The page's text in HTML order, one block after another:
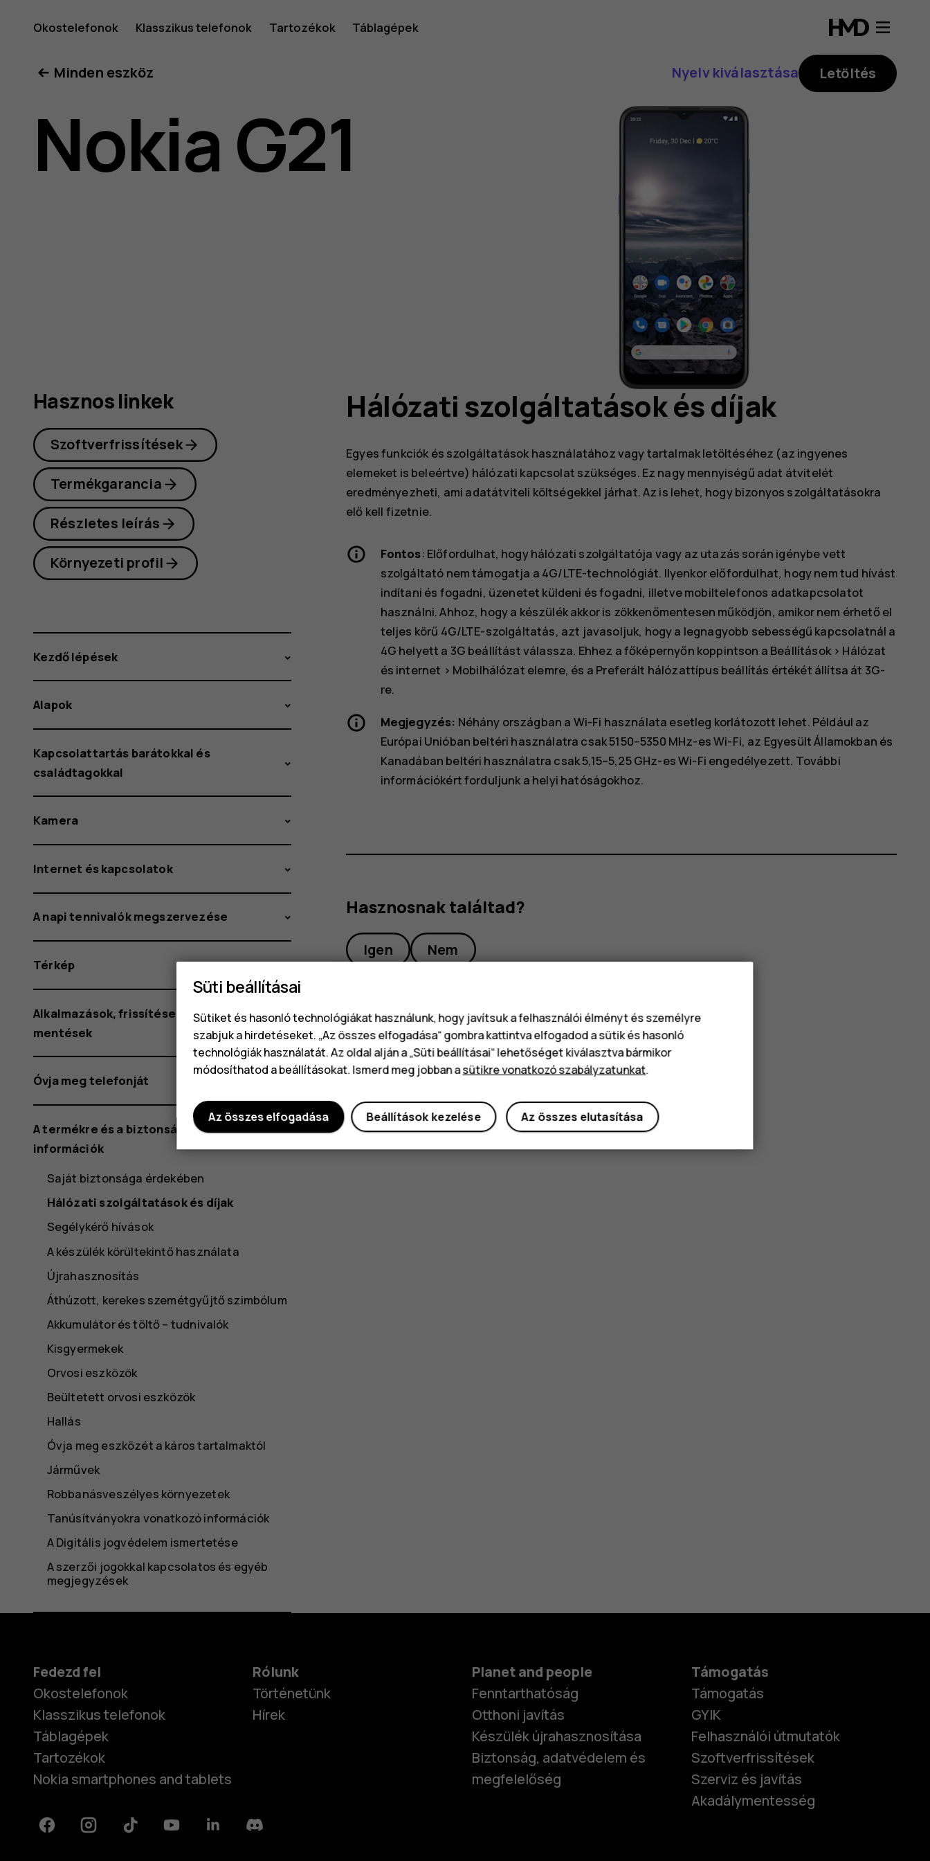
Nokia
G21
felhasználói
Okostelefonok Klasszikus telefonok Tartozékok Táblagépek
Minden eszköz Nyelv kiválasztása Letöltés
Nokia G21
Hálózati szolgáltatások és díjak
Egyes funkciók és szolgáltatások használatához vagy tartalmak letöltéséhez (az ingyenes
elemeket is beleértve) hálózati kapcsolat szükséges. Ez nagy mennyiségű adat átvitelét
eredményezheti, ami adatátviteli költségekkel járhat. Az is lehet, hogy bizonyos szolgáltatásokra
elő kell fizetnie.
Fontos: Előfordulhat, hogy hálózati szolgáltatója vagy az utazás során igénybe vett
szolgáltató nem támogatja a 4G/LTE-technológiát. Ilyenkor előfordulhat, hogy nem tud hívást
indítani és fogadni, üzenetet küldeni és fogadni, illetve mobiltelefonos adatkapcsolatot
használni. Ahhoz, hogy a készülék akkor is zökkenőmentesen működjön, amikor nem érhető el
teljes körű 4G/LTE-szolgáltatás, azt javasoljuk, hogy a legnagyobb sebességű kapcsolatnál a
4G helyett a 3G beállítást válassza. Ehhez a főképernyőn koppintson a Beállítások> Hálózat
és internet > Mobilhálózat elemre, és a Preferált hálózattípus beállítás értékét állítsa át 3G-
re.
Megjegyzés: Néhány országban a Wi-Fi használata esetleg korlátozott lehet. Például az
Európai Unióban beltéri használatra csak 5150–5350 MHz-es Wi-Fi, az Egyesült Államokban és
Kanadában beltéri használatra csak 5,15–5,25 GHz-es Wi-Fi engedélyezett. További
információkért forduljunk a helyi hatóságokhoz.
Hasznosnak találtad?
Igen Nem
Hasznos linkek
Szoftverfrissítések
Termékgarancia
Részletes leírás
Környezeti profil
Kezdő lépések
Alapok
Kapcsolattartás barátokkal és
családtagokkal
Kamera
Internet és kapcsolatok
A napi tennivalók megszervezése
Térkép
Alkalmazások, frissítések és biztonsági
mentések
Óvja meg telefonját
A termékre és a biztonságra vonatkozó
információk
Saját biztonsága érdekében
Hálózati szolgáltatások és díjak
Segélykérő hívások
A készülék körültekintő használata
Újrahasznosítás
Áthúzott, kerekes szemétgyűjtő szimbólum
Akkumulátor és töltő – tudnivalók
Kisgyermekek
Orvosi eszközök
Beültetett orvosi eszközök
Hallás
Óvja meg eszközét a káros tartalmaktól
Járművek
Robbanásveszélyes környezetek
Tanúsítványokra vonatkozó információk
A Digitális jogvédelem ismertetése
A szerzői jogokkal kapcsolatos és egyéb
megjegyzések
Fedezd fel
Okostelefonok
Klasszikus telefonok
Táblagépek
Tartozékok
Nokia smartphones and tablets
Rólunk
Történetünk
Hírek
Planet and people
Fenntarthatóság
Otthoni javítás
Készülék újrahasznosítása
Biztonság, adatvédelem és
megfelelőség
Támogatás
Támogatás
GYIK
Felhasználói útmutatók
Szoftverfrissítések
Szerviz és javítás
Akadálymentesség
FacebookInstagramTiktok YoutubeLinkedinDiscord
Süti beállításai
Sütiket és hasonló technológiákat használunk, hogy javítsuk a felhasználói élményt és személyre
szabjuk a hirdetéseket. „Az összes elfogadása“ gombra kattintva elfogadod a sütik és hasonló
technológiák használatát. Az oldal alján a „Süti beállításai“ lehetőséget kiválasztva bármikor
módosíthatod a beállításokat. Ismerd meg jobban asütikre vonatkozó szabályzatunkat.
Az összes elutasítása
Beállítások kezelése
Az összes elfogadása